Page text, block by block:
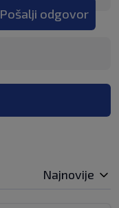
Pošalji odgovor
Najnovije